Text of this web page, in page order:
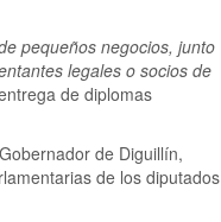
pequeños negocios, junto
legales o socios de
de diplomas
de Diguillín,
de los diputados